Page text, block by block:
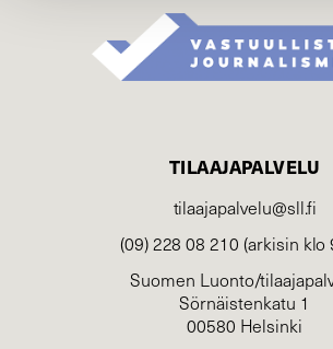
TILAAJAPALVELU
tilaajapalvelu@sll.fi
(09) 228 08 210 (arkisin klo
Suomen Luonto/
Sörnäistenkatu 1
00580 Helsinki